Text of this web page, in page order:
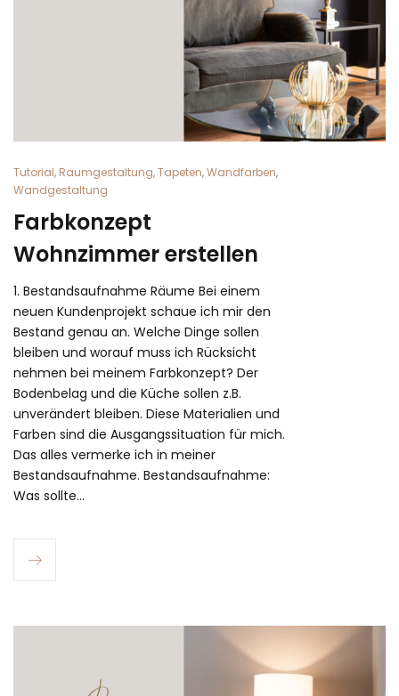
Tutorial, Raumgestaltung,Tapeten,Wandfarben,
Wandgestaltung
Farbkonzept
Wohnzimmer erstellen
1. Bestandsaufnahme Räume Bei einem
neuen Kundenprojekt schaue ich mir den
Bestand genau an. Welche Dinge sollen
bleiben und worauf muss ich Rücksicht
nehmen bei meinem Farbkonzept? Der
Bodenbelag und die Küche sollen z.B.
unverändert bleiben. Diese Materialien und
Farben sind die Ausgangssituation für mich.
Das alles vermerke ich in meiner
Bestandsaufnahme. Bestandsaufnahme:
Was sollte…